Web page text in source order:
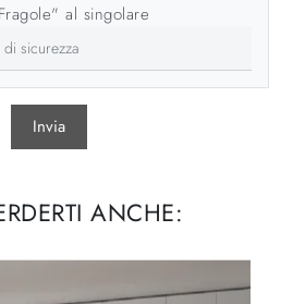
al singolare
Invia
ANCHE: